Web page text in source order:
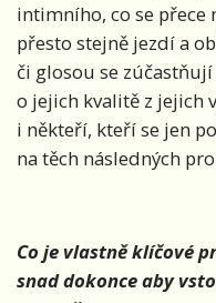
intimního, co se přece
přesto stejně jezdí a
či glosou se
o jejich kvalitě z jejich
i někteří, kteří se jen
na těch následných
Co je vlastně klíčové
snad dokonce aby